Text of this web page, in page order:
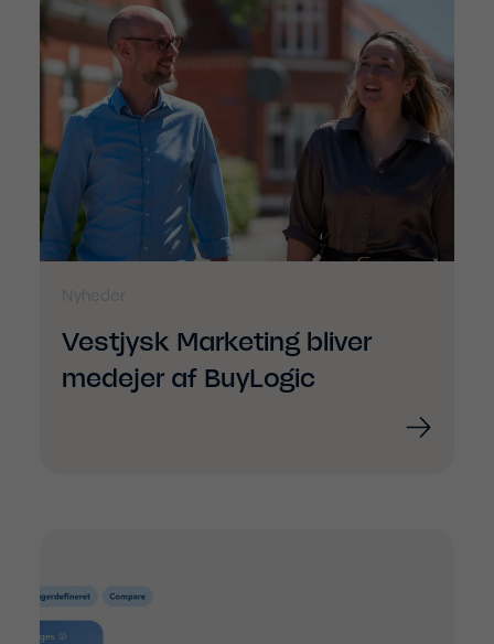
Vestjysk Marketing bliver
medejer af BuyLogic